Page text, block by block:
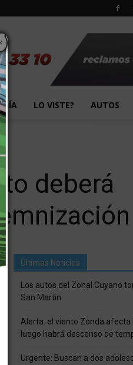
LO VISTE? AUTOS
deberá
Últimas Noticias
Los autos del Zonal Cuyano
San Martín
Alerta: el viento Zonda afecta
luego habrá descenso de
Urgente: Buscan a dos